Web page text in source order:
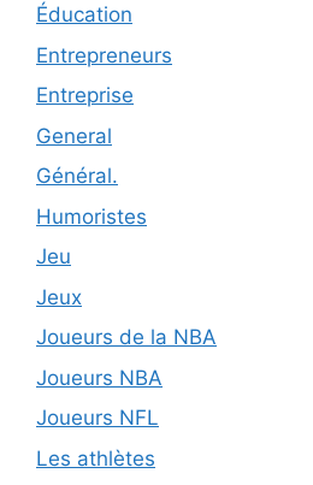
Éducation
Entrepreneurs
Entreprise
General
Général.
Humoristes
Jeu
Jeux
Joueurs de la NBA
Joueurs NBA
Joueurs NFL
Les athlètes